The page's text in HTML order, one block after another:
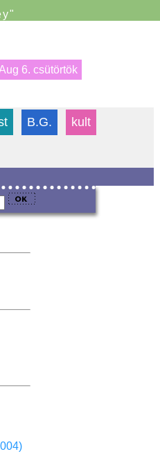
6. csütörtök
B.G. kult